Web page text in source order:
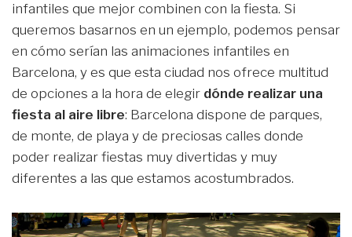
infantiles que mejor combinen con la fiesta. Si
queremos basarnos en un ejemplo, podemos pensar
en cómo serían las animaciones infantiles en
Barcelona, y es que esta ciudad nos ofrece multitud
de opciones a la hora de elegir dónde realizar una
fiesta al aire libre: Barcelona dispone de parques,
de monte, de playa y de preciosas calles donde
poder realizar fiestas muy divertidas y muy
diferentes a las que estamos acostumbrados.